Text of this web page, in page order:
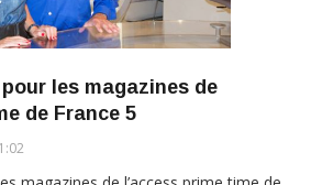
les magazines de
de France 5